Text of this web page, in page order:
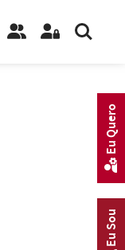
Eu Sou
Eu Quero